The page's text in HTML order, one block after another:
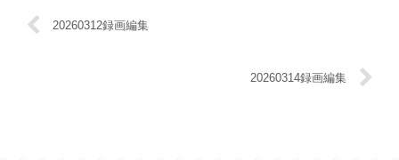
20260312録画編集
20260314録画編集